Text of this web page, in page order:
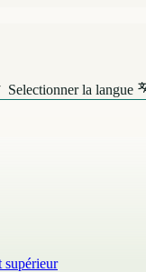
Selectionner la langue
supérieur